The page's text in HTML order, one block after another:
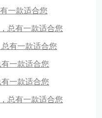
一款适合您
总有一款适合您
有一款适合您
一款适合您
一款适合您
总有一款适合您